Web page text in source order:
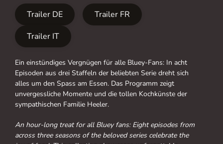
Trailer DE
Trailer FR
Trailer IT
Ein einstündiges Vergnügen für alle Bluey-Fans: In acht
Episoden aus drei Staffeln der beliebten Serie dreht sich
alles um den Spass am Essen. Das Programm zeigt
unvergessliche Momente und die tollen Kochkünste der
sympathischen Familie Heeler.
An hour-long treat for all Bluey fans: Eight episodes from
across three seasons of the beloved series celebrate the